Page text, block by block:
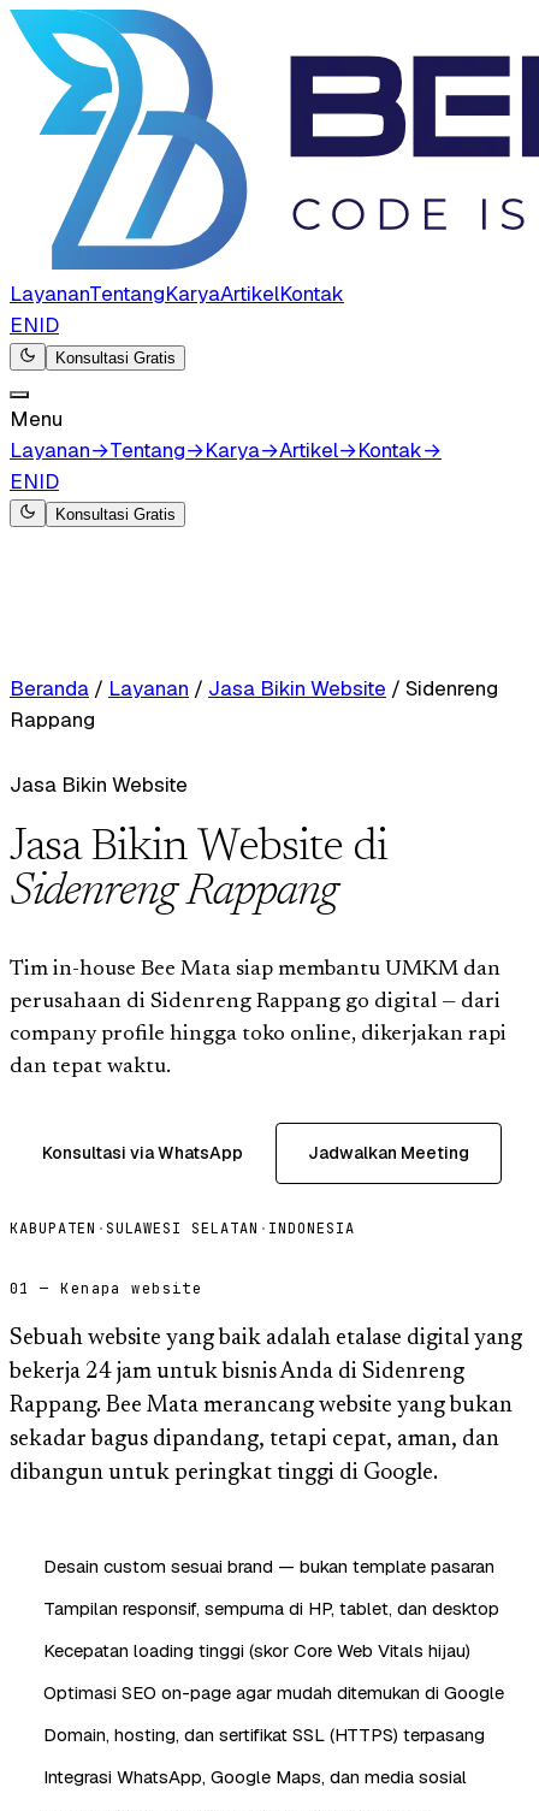
LayananTentangKaryaArtikelKontak
ENID
Konsultasi Gratis
Menu
Layanan→Tentang→Karya→Artikel→Kontak→
ENID
Konsultasi Gratis
Beranda / Layanan / Jasa Bikin Website / Sidenreng
Rappang
Jasa Bikin Website
Jasa Bikin Website di
Sidenreng Rappang
Tim in-house Bee Mata siap membantu UMKM dan
perusahaan di Sidenreng Rappang go digital — dari
company profile hingga toko online, dikerjakan rapi
dan tepat waktu.
Konsultasi via WhatsApp Jadwalkan Meeting
KABUPATEN · SULAWESI SELATAN · INDONESIA
01 — Kenapa website
Sebuah website yang baik adalah etalase digital yang
bekerja 24 jam untuk bisnis Anda di Sidenreng
Rappang. Bee Mata merancang website yang bukan
sekadar bagus dipandang, tetapi cepat, aman, dan
dibangun untuk peringkat tinggi di Google.
Desain custom sesuai brand — bukan template pasaran
Tampilan responsif, sempurna di HP, tablet, dan desktop
Kecepatan loading tinggi (skor Core Web Vitals hijau)
Optimasi SEO on-page agar mudah ditemukan di Google
Domain, hosting, dan sertifikat SSL (HTTPS) terpasang
Integrasi WhatsApp, Google Maps, dan media sosial